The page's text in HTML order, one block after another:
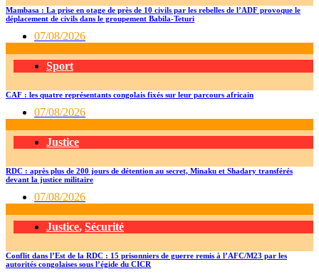
Mambasa : La prise en otage de près de 10 civils par les rebelles de l’ADF provoque le
déplacement de civils dans le groupement Babila-Teturi
07/08/2026
Sport
CAF : les quatre représentants congolais fixés sur leur parcours africain
07/08/2026
Justice
RDC : après plus de 200 jours de détention au secret, Minaku et Shadary transférés
devant la justice militaire
07/08/2026
Justice, Sécurité
Conflit dans l’Est de la RDC : 15 prisonniers de guerre remis à l’AFC/M23 par les
autorités congolaises sous l’égide du CICR